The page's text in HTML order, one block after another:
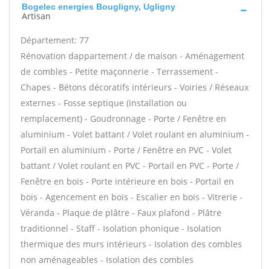
Bogelec energies Bougligny, Ugligny
Artisan
Département: 77
Rénovation dappartement / de maison - Aménagement
de combles - Petite maçonnerie - Terrassement -
Chapes - Bétons décoratifs intérieurs - Voiries / Réseaux
externes - Fosse septique (installation ou
remplacement) - Goudronnage - Porte / Fenêtre en
aluminium - Volet battant / Volet roulant en aluminium -
Portail en aluminium - Porte / Fenêtre en PVC - Volet
battant / Volet roulant en PVC - Portail en PVC - Porte /
Fenêtre en bois - Porte intérieure en bois - Portail en
bois - Agencement en bois - Escalier en bois - Vitrerie -
Véranda - Plaque de plâtre - Faux plafond - Plâtre
traditionnel - Staff - Isolation phonique - Isolation
thermique des murs intérieurs - Isolation des combles
non aménageables - Isolation des combles